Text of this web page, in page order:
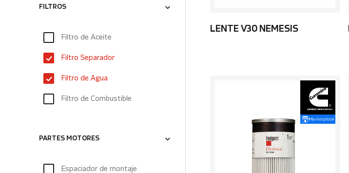
FILTROS
Filtro de Aceite
Filtro Separador
Filtro de Agua
Filtro de Combustible
PARTES MOTORES
Espaciador de montaje
LENTE V30 NEMESIS